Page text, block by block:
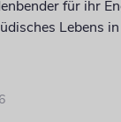
für ihr
Lebens